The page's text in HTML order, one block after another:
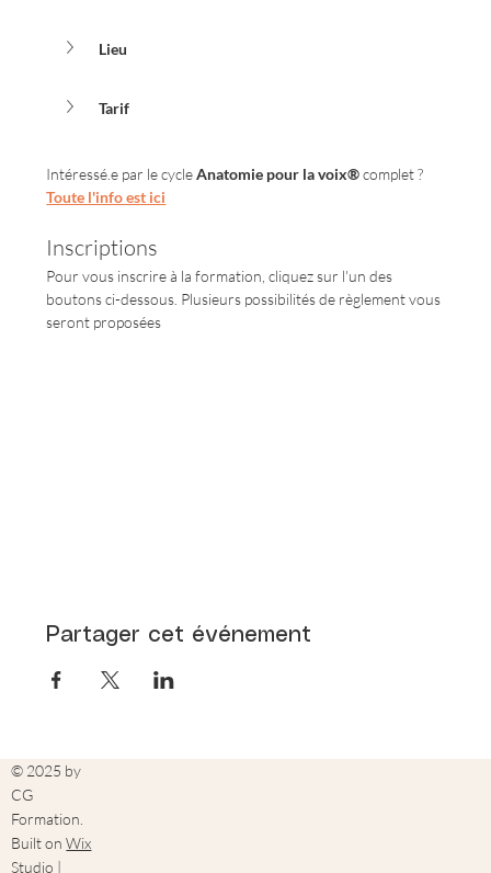
Lieu
Tarif
Intéressé.e par le cycle Anatomie pour la voix® complet ?
Toute l'info est ici
Inscriptions
Pour vous inscrire à la formation, cliquez sur l'un des
boutons ci-dessous. Plusieurs possibilités de règlement vous
seront proposées
Partager cet événement
© 2025 by
CG
Formation.
Built onWix
Studio |